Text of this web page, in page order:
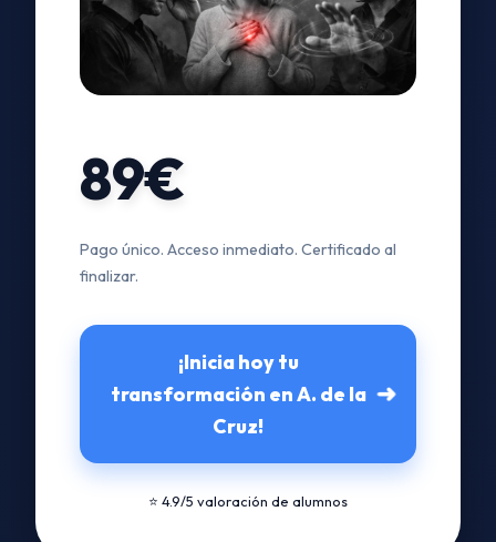
89€
Pago único. Acceso inmediato. Certificado al
finalizar.
¡Inicia hoy tu
transformación en A. de la
Cruz!
➜
⭐ 4.9/5 valoración de alumnos